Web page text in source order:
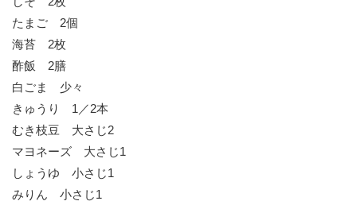
たまご 2個
海苔 2枚
酢飯 2膳
白ごま 少々
きゅうり 1／2本
むき枝豆 大さじ2
マヨネーズ 大さじ1
しょうゆ 小さじ1
みりん 小さじ1